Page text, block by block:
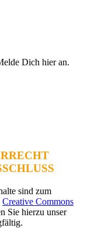
Dich hier an.
sind zum
Creative Commons
Sie hierzu unser